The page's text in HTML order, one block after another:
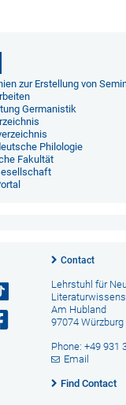
zur Erstellung von
Germanistik
Philologie
Fakultät
Contact
Lehrstuhl für
Am Hubland
97074 Würzburg
Phone: +49 931
Email
Find Contact